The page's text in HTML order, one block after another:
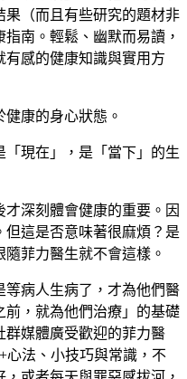
（而且有些研究的題材非
南。輕鬆、幽默而易讀，
感的健康知識與實用方
康的身心狀態。
現在」，是「當下」的生
深刻體會健康的重要。因
但這是否意味著很麻煩？是
菲力醫生就不會這樣。
病人生病了，才為他們醫
前，就為他們治療」的基礎
群媒體廣受歡迎的菲力醫
心法、小技巧與常識，不